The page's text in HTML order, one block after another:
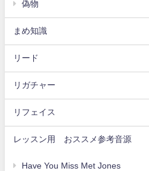
偽物
まめ知識
リード
リガチャー
リフェイス
レッスン用 おススメ参考音源
Have You Miss Met Jones